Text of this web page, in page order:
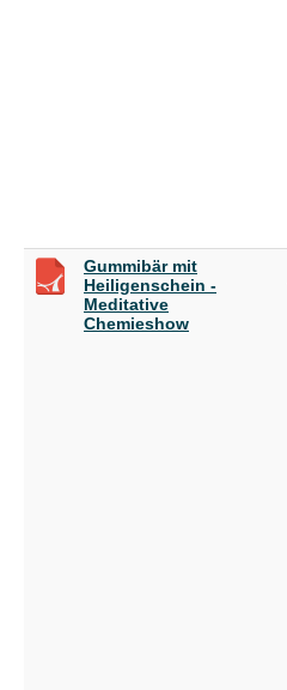
Gummibär mit
Heiligenschein -
Meditative
Chemieshow